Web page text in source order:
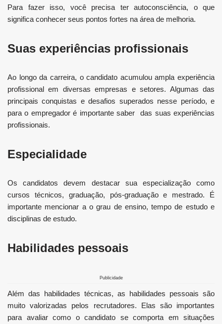
Para fazer isso, você precisa ter autoconsciência, o que
significa conhecer seus pontos fortes na área de melhoria.
Suas experiências profissionais
Ao longo da carreira, o candidato acumulou ampla experiência
profissional em diversas empresas e setores. Algumas das
principais conquistas e desafios superados nesse período, e
para o empregador é importante saber das suas experiências
profissionais.
Especialidade
Os candidatos devem destacar sua especialização como
cursos técnicos, graduação, pós-graduação e mestrado. É
importante mencionar a o grau de ensino, tempo de estudo e
disciplinas de estudo.
Habilidades pessoais
Publicidade
Além das habilidades técnicas, as habilidades pessoais são
muito valorizadas pelos recrutadores. Elas são importantes
para avaliar como o candidato se comporta em situações